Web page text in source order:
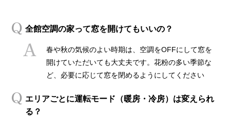
全館空調の家って窓を開けてもいいの？
春や秋の気候のよい時期は、空調をOFFにして窓を
開けていただいても大丈夫です。花粉の多い季節な
ど、必要に応じて窓を閉めるようにしてください
エリアごとに運転モード（暖房・冷房）は変えられ
る？